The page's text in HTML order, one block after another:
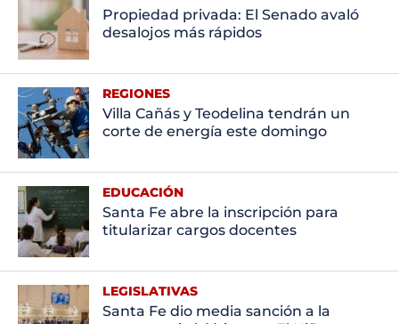
Propiedad privada: El Senado avaló
desalojos más rápidos
REGIONES
Villa Cañás y Teodelina tendrán un
corte de energía este domingo
EDUCACIÓN
Santa Fe abre la inscripción para
titularizar cargos docentes
LEGISLATIVAS
Santa Fe dio media sanción a la